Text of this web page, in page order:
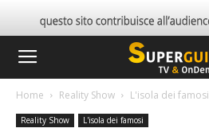
Home Reality Show L'isola dei famosi
Reality Show L'isola dei famosi